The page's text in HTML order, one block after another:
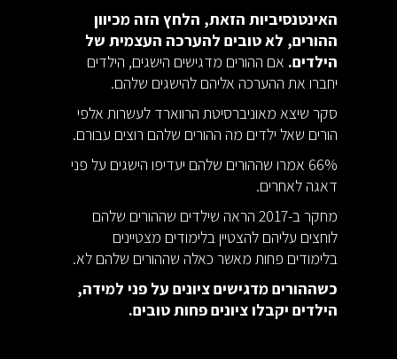
האינטנסיביות הזאת, הלחץ הזה מכיוון
ההורים, לא טובים להערכה העצמית של
הילדים. אם ההורים מדגישים הישגים, הילדים
יחברו את ההערכה אליהם להישגים שלהם.
סקר שיצא מאוניברסיטת הרווארד לעשרות אלפי
הורים שאל ילדים מה ההורים שלהם רוצים עבורם.
66% אמרו שההורים שלהם יעדיפו הישגים על פני
דאגה לאחרים.
מחקר ב-2017 הראה שילדים שההורים שלהם
לוחצים עליהם להצטיין בלימודים מצטיינים
בלימודים פחות מאשר כאלה שההורים שלהם לא.
כשההורים מדגישים ציונים על פני למידה,
הילדים יקבלו ציונים פחות טובים.